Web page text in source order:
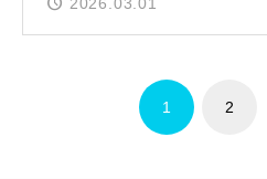
1 2